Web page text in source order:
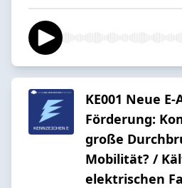
KE001 Neue
Förderung:
große
Mobilität? /
elektrischen